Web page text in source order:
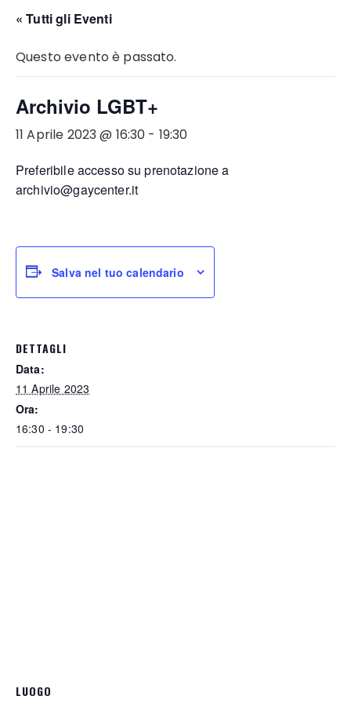
« Tutti gli Eventi
Questo evento è passato.
Archivio LGBT+
11 Aprile 2023 @ 16:30 - 19:30
Preferibile accesso su prenotazione a
archivio@gaycenter.it
Salva nel tuo calendario
DETTAGLI
Data:
11 Aprile 2023
Ora:
16:30 - 19:30
LUOGO